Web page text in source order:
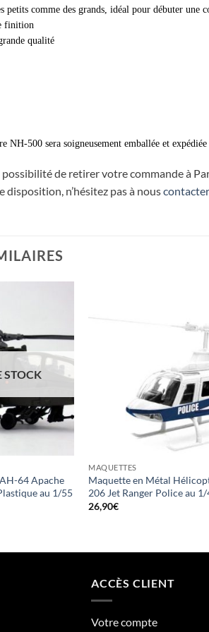
petits comme des grands, idéal pour débuter une
finition
qualité
NH-500 sera soigneusement emballée et
possibilité de retirer votre commande à
disposition, n’hésitez pas à nouscontacter
STOCK
64 Apache
au 1/55
MAQUETTES
Maquette en Métal
206 Jet Ranger Police au
26,90€
ACCÈS CLIENT
Votre compte